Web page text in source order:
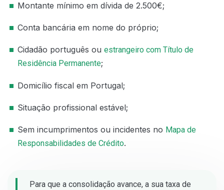
Montante mínimo em dívida de 2.500€;
Conta bancária em nome do próprio;
Cidadão português ou estrangeiro com Título de
Residência Permanente;
Domicílio fiscal em Portugal;
Situação profissional estável;
Sem incumprimentos ou incidentes no Mapa de
Responsabilidades de Crédito.
Para que a consolidação avance, a sua taxa de